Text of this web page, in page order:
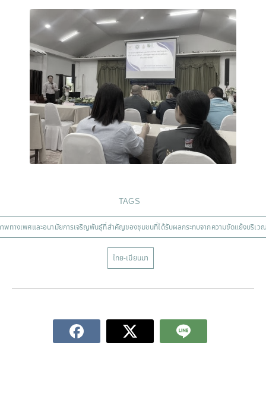
TAGS
พทางเพศและอนามัยการเจริญพันธุ์ที่สำคัญของชุมชนที่ได้รับผลกระทบจากความขัดแย้งบริเว
ไทย-เมียนมา